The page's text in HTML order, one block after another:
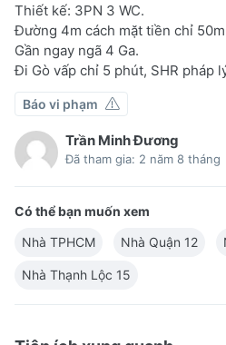
Thiết kế: 3PN 3 WC.
Đường 4m cách mặt tiền chỉ
Gần ngay ngã 4 Ga.
Đi Gò vấp chỉ 5 phút, SHR pháp
Báo vi phạm
Trần Minh Đương
Đã tham gia: 2 năm 8 tháng
Có thể bạn muốn xem
Nhà TPHCM
Nhà Quận 12
Nhà Thạnh Lộc 15